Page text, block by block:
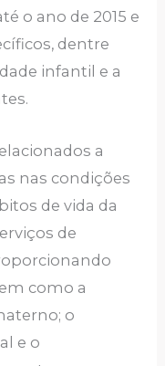
o ano de 2015 e
dentre
infantil e a
a
nas condições
de vida da
de
como a
o
e o